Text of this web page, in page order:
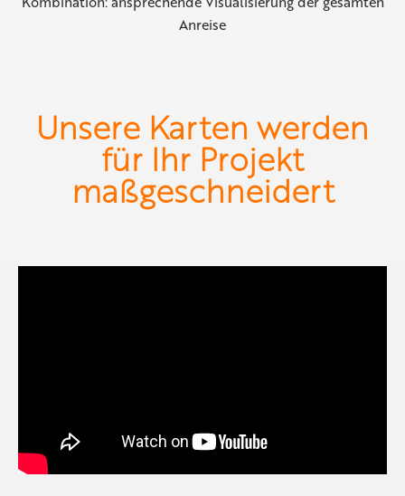
Anreise
Unsere Karten werden
für Ihr Projekt
maßgeschneidert